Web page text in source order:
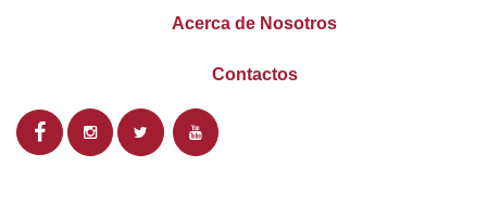
Acerca de Nosotros
Contactos